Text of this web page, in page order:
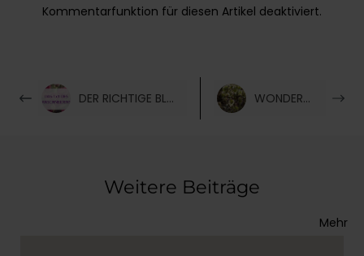
Kommentarfunktion für diesen Artikel deaktiviert.
DER RICHTIGE BLUMEN-ANSCHNITT WONDERFUL WORLD
Weitere Beiträge
Mehr